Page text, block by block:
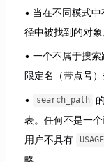
当在不同模式
径中被找到的对象
一个不属于搜
限定名（带点号）
search_path
表。任何不是一
用户不具有
USAGE
略。